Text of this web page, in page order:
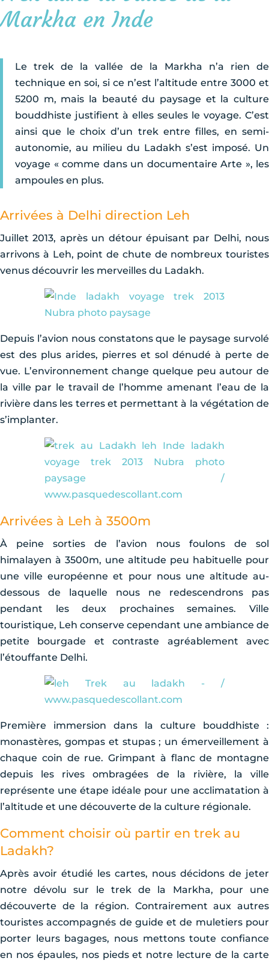
Markha en Inde
Le trek de la vallée de la Markha n’a rien de
technique en soi, si ce n’est l’altitude entre 3000 et
5200 m, mais la beauté du paysage et la culture
bouddhiste justifient à elles seules le voyage. C’est
ainsi que le choix d’un trek entre filles, en semi-
autonomie, au milieu du Ladakh s’est imposé. Un
voyage « comme dans un documentaire Arte », les
ampoules en plus.
Arrivées à Delhi direction Leh
Juillet 2013, après un détour épuisant par Delhi, nous
arrivons à Leh, point de chute de nombreux touristes
venus découvrir les merveilles du Ladakh.
Depuis l’avion nous constatons que le paysage survolé
est des plus arides, pierres et sol dénudé à perte de
vue. L’environnement change quelque peu autour de
la ville par le travail de l’homme amenant l’eau de la
rivière dans les terres et permettant à la végétation de
s’implanter.
Arrivées à Leh à 3500m
À peine sorties de l’avion nous foulons de sol
himalayen à 3500m, une altitude peu habituelle pour
une ville européenne et pour nous une altitude au-
dessous de laquelle nous ne redescendrons pas
pendant les deux prochaines semaines. Ville
touristique, Leh conserve cependant une ambiance de
petite bourgade et contraste agréablement avec
l’étouffante Delhi.
Première immersion dans la culture bouddhiste :
monastères, gompas et stupas ; un émerveillement à
chaque coin de rue. Grimpant à flanc de montagne
depuis les rives ombragées de la rivière, la ville
représente une étape idéale pour une acclimatation à
l’altitude et une découverte de la culture régionale.
Comment choisir où partir en trek au
Ladakh?
Après avoir étudié les cartes, nous décidons de jeter
notre dévolu sur le trek de la Markha, pour une
découverte de la région. Contrairement aux autres
touristes accompagnés de guide et de muletiers pour
porter leurs bagages, nous mettons toute confiance
en nos épaules, nos pieds et notre lecture de la carte